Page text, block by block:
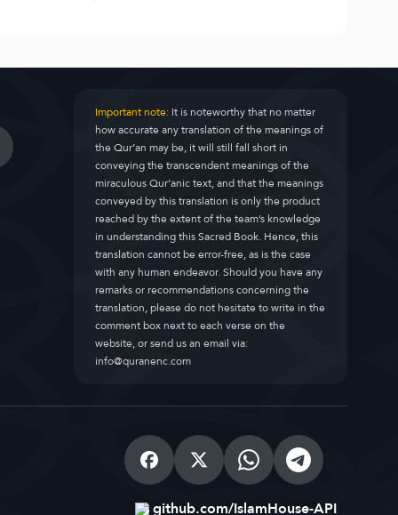
Important note:It is noteworthy that no matter
how accurate any translation of the meanings of
the Qur’an may be, it will still fall short in
conveying the transcendent meanings of the
miraculous Qur’anic text, and that the meanings
conveyed by this translation is only the product
reached by the extent of the team’s knowledge
in understanding this Sacred Book. Hence, this
translation cannot be error-free, as is the case
with any human endeavor. Should you have any
remarks or recommendations concerning the
translation, please do not hesitate to write in the
comment box next to each verse on the
website, or send us an email via:
info@quranenc.com
github.com/IslamHouse-API